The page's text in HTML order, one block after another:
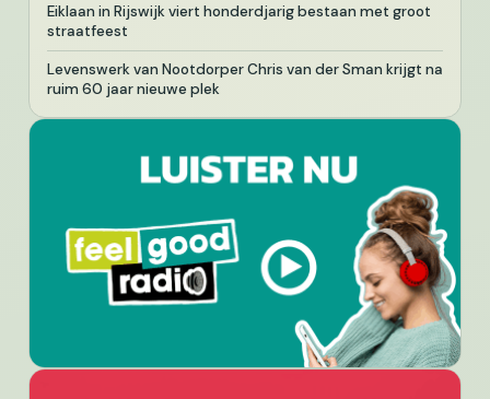
Eiklaan in Rijswijk viert honderdjarig bestaan met groot
straatfeest
Levenswerk van Nootdorper Chris van der Sman krijgt na
ruim 60 jaar nieuwe plek